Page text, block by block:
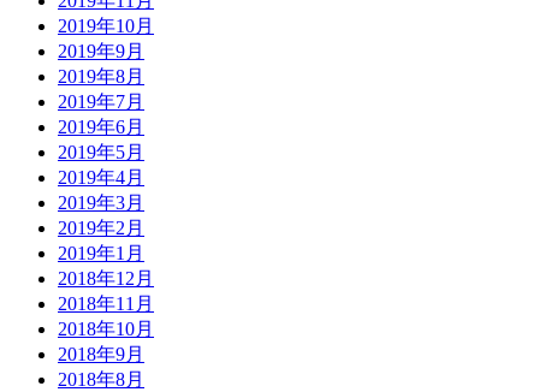
2019年10月
2019年9月
2019年8月
2019年7月
2019年6月
2019年5月
2019年4月
2019年3月
2019年2月
2019年1月
2018年12月
2018年11月
2018年10月
2018年9月
2018年8月